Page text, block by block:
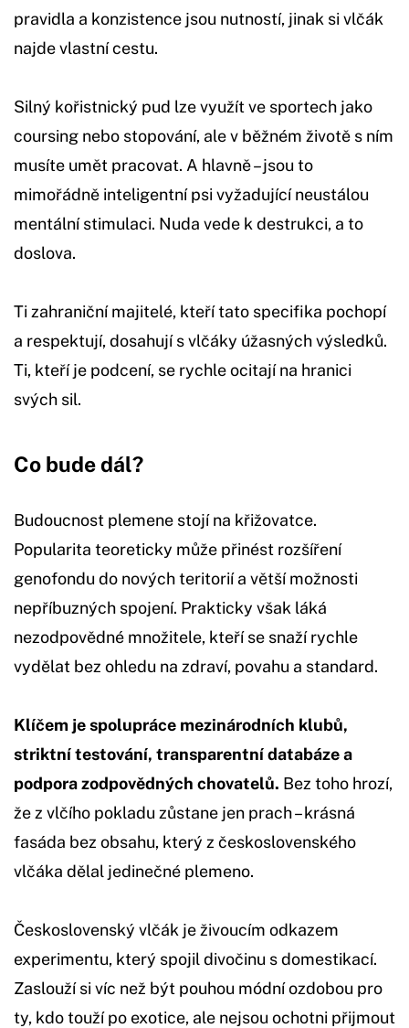
pravidla a konzistence jsou nutností, jinak si vlčák
najde vlastní cestu.
Silný kořistnický pud lze využít ve sportech jako
coursing nebo stopování, ale v běžném životě s ním
musíte umět pracovat. A hlavně – jsou to
mimořádně inteligentní psi vyžadující neustálou
mentální stimulaci. Nuda vede k destrukci, a to
doslova.
Ti zahraniční majitelé, kteří tato specifika pochopí
a respektují, dosahují s vlčáky úžasných výsledků.
Ti, kteří je podcení, se rychle ocitají na hranici
svých sil.
Co bude dál?
Budoucnost plemene stojí na křižovatce.
Popularita teoreticky může přinést rozšíření
genofondu do nových teritorií a větší možnosti
nepříbuzných spojení. Prakticky však láká
nezodpovědné množitele, kteří se snaží rychle
vydělat bez ohledu na zdraví, povahu a standard.
Klíčem je spolupráce mezinárodních klubů,
striktní testování, transparentní databáze a
podpora zodpovědných chovatelů. Bez toho hrozí,
že z vlčího pokladu zůstane jen prach – krásná
fasáda bez obsahu, který z československého
vlčáka dělal jedinečné plemeno.
Československý vlčák je živoucím odkazem
experimentu, který spojil divočinu s domestikací.
Zaslouží si víc než být pouhou módní ozdobou pro
ty, kdo touží po exotice, ale nejsou ochotni přijmout